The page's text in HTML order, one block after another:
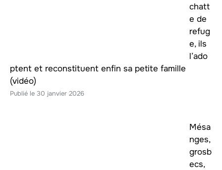
chatt
e de
refug
e, ils
l’ado
ptent et reconstituent enfin sa petite famille
(vidéo)
30 janvier 2026
Mésa
nges,
grosb
ecs,